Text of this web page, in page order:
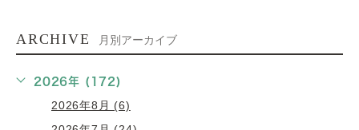
ARCHIVE 月別アーカイブ
2026年 (172)
2026年8月 (6)